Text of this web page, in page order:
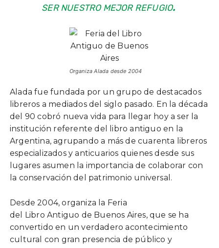
SER NUESTRO MEJOR REFUGIO.
Organiza Alada desde 2004
Alada fue fundada por un grupo de destacados
libreros a mediados del siglo pasado. En la década
del 90 cobró nueva vida para llegar hoy a ser la
institución referente del libro antiguo en la
Argentina, agrupando a más de cuarenta libreros
especializados y anticuarios quienes desde sus
lugares asumen la importancia de colaborar con
la conservación del patrimonio universal.
Desde 2004, organiza la Feria
del Libro Antiguo de Buenos Aires, que se ha
convertido en un verdadero acontecimiento
cultural con gran presencia de público y